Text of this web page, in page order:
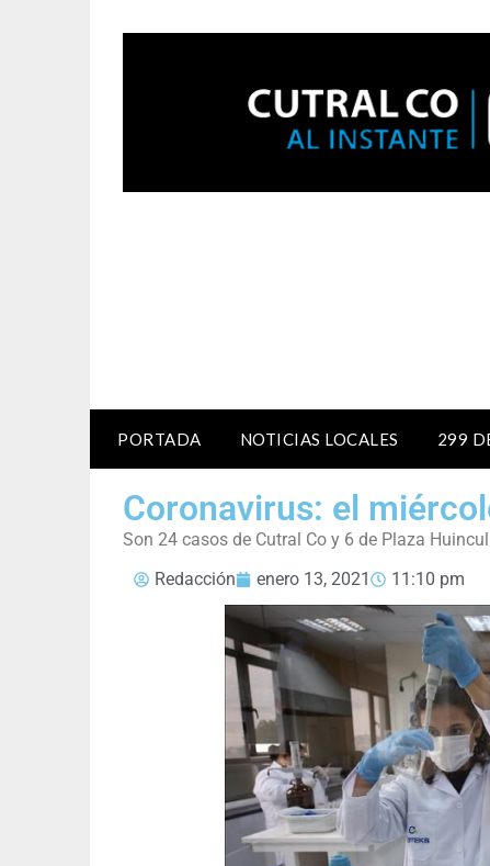
PORTADA NOTICIAS LOCALES 299
Coronavirus: el
Son 24 casos de Cutral Co y 6 de Plaza Huincul
Redacción
enero 13, 2021 11:10 pm